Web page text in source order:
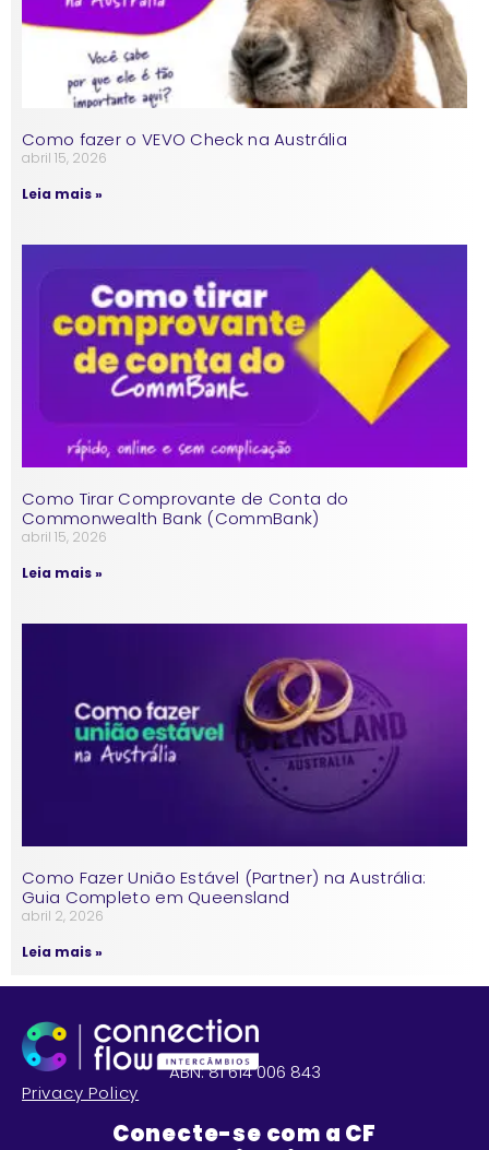
Como fazer o VEVO Check na Austrália
abril 15, 2026
Leia mais »
Como Tirar Comprovante de Conta do
Commonwealth Bank (CommBank)
abril 15, 2026
Leia mais »
Como Fazer União Estável (Partner) na Austrália:
Guia Completo em Queensland
abril 2, 2026
Leia mais »
ABN: 81 614 006 843
Privacy Policy
Conecte-se com a CF